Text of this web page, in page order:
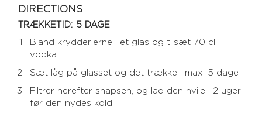
DIRECTIONS
TRÆKKETID: 5 DAGE
Bland krydderierne i et glas og tilsæt 70 cl.
vodka
Sæt låg på glasset og det trække i max. 5 dage
Filtrer herefter snapsen, og lad den hvile i 2 uger
før den nydes kold.